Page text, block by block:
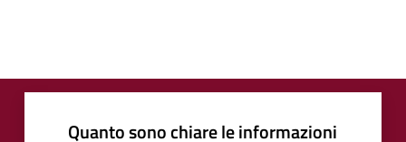
Quanto sono chiare le informazioni